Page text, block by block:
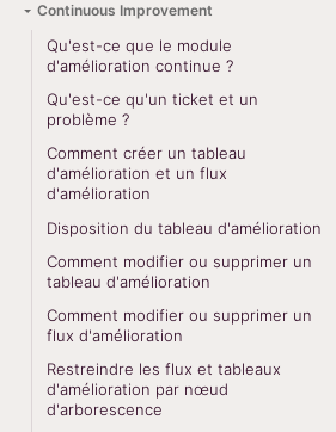
Continuous Improvement
Qu'est-ce que le module
d'amélioration continue ?
Qu'est-ce qu'un ticket et un
problème ?
Comment créer un tableau
d'amélioration et un flux
d'amélioration
Disposition du tableau d'amélioration
Comment modifier ou supprimer un
tableau d'amélioration
Comment modifier ou supprimer un
flux d'amélioration
Restreindre les flux et tableaux
d'amélioration par nœud
d'arborescence